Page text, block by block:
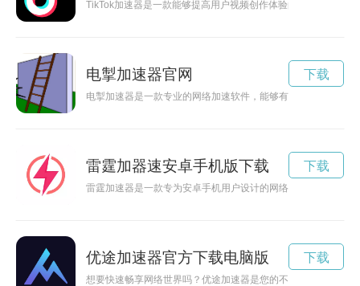
TikTok加速器是一款能够提高用户视频创作体验的应用程序，
电掣加速器官网
电掣加速器是一款专业的网络加速软件，能够有效提升网速，
下载
雷霆加器速安卓手机版下载
雷霆加速器是一款专为安卓手机用户设计的网络加速工具，能
下载
优途加速器官方下载电脑版
想要快速畅享网络世界吗？优途加速器是您的不二选择！本文
下载